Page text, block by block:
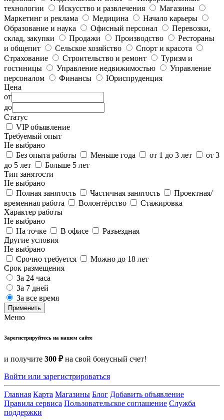
технологии
Искусство и развлечения
Магазины
Маркетинг и реклама
Медицина
Начало карьеры
Образование и наука
Офисный персонал
Перевозки,
склад, закупки
Продажи Производство
Рестораны
и общепит
Сельское хозяйство
Спорт и красота
Страхование
Строительство и ремонт
Туризм и
гостиницы
Управление недвижимостью
Управление
персоналом
Финансы
Юриспруденция
Цена
от
до
Статус
VIP объявление
Требуемый опыт
Не выбрано
Без опыта работы
Меньше года от 1 до 3 лет
от 3
до 5 лет
Больше 5 лет
Тип занятости
Не выбрано
Полная занятость
Частичная занятость
Проектная/
временная работа
Волонтёрство
Стажировка
Характер работы
Не выбрано
На точке
В офисе
Разъездная
Другие условия
Не выбрано
Срочно требуется
Можно до 18 лет
Срок размещения
За 24 часа
За 7 дней
За все время
Применить
Меню
Зарегистрируйтесь на нашем сайте
и получите 300 ₽на свой бонусный счет!
Войти или зарегистрироваться
Главная Карта Магазины Блог Добавить объявление
Правила сервиса Пользовательское соглашение Служба
поддержки